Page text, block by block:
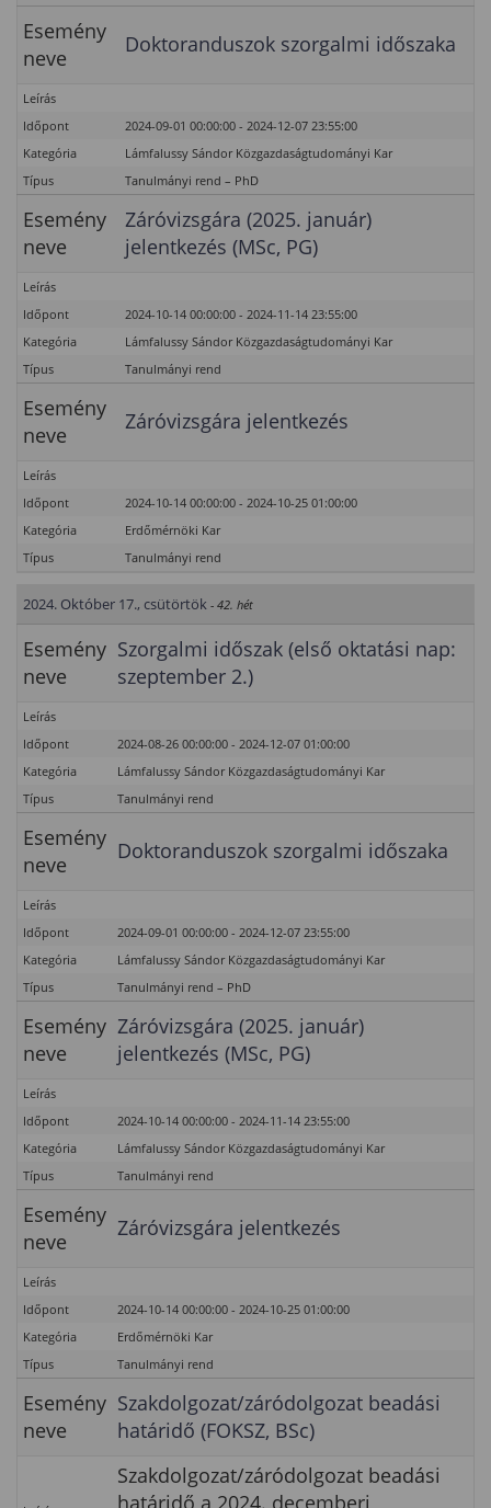
Esemény
neve
Doktoranduszok szorgalmi időszaka
Leírás
Időpont
2024-09-01 00:00:00 - 2024-12-07 23:55:00
Kategória
Lámfalussy Sándor Közgazdaságtudományi Kar
Típus
Tanulmányi rend – PhD
Esemény
neve
Záróvizsgára (2025. január)
jelentkezés (MSc, PG)
Leírás
Időpont
2024-10-14 00:00:00 - 2024-11-14 23:55:00
Kategória
Lámfalussy Sándor Közgazdaságtudományi Kar
Típus
Tanulmányi rend
Esemény
neve
Záróvizsgára jelentkezés
Leírás
Időpont
2024-10-14 00:00:00 - 2024-10-25 01:00:00
Kategória
Erdőmérnöki Kar
Típus
Tanulmányi rend
2024. Október 17., csütörtök - 42. hét
Esemény
neve
Szorgalmi időszak (első oktatási nap:
szeptember 2.)
Leírás
Időpont
2024-08-26 00:00:00 - 2024-12-07 01:00:00
Kategória
Lámfalussy Sándor Közgazdaságtudományi Kar
Típus
Tanulmányi rend
Esemény
neve
Doktoranduszok szorgalmi időszaka
Leírás
Időpont
2024-09-01 00:00:00 - 2024-12-07 23:55:00
Kategória
Lámfalussy Sándor Közgazdaságtudományi Kar
Típus
Tanulmányi rend – PhD
Esemény
neve
Záróvizsgára (2025. január)
jelentkezés (MSc, PG)
Leírás
Időpont
2024-10-14 00:00:00 - 2024-11-14 23:55:00
Kategória
Lámfalussy Sándor Közgazdaságtudományi Kar
Típus
Tanulmányi rend
Esemény
neve
Záróvizsgára jelentkezés
Leírás
Időpont
2024-10-14 00:00:00 - 2024-10-25 01:00:00
Kategória
Erdőmérnöki Kar
Típus
Tanulmányi rend
Esemény
neve
Szakdolgozat/záródolgozat beadási
határidő (FOKSZ, BSc)
Szakdolgozat/záródolgozat beadási
határidő a 2024. decemberi